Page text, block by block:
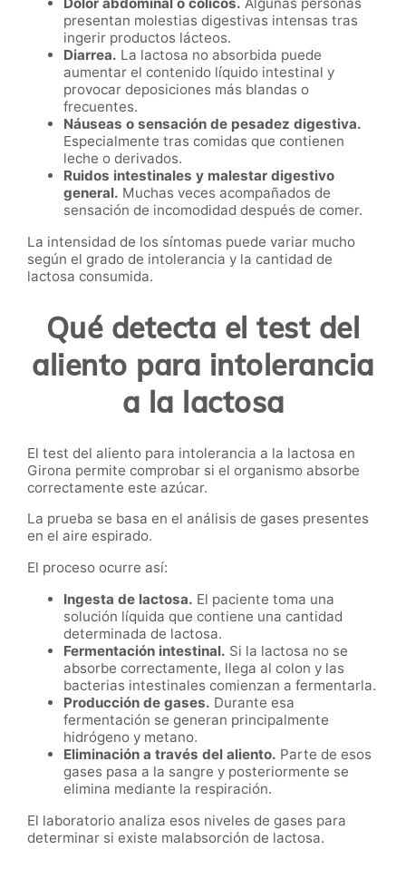
presentan molestias digestivas intensas tras
ingerir productos lácteos.
Diarrea. La lactosa no absorbida puede
aumentar el contenido líquido intestinal y
provocar deposiciones más blandas o
frecuentes.
Náuseas o sensación de pesadez digestiva.
Especialmente tras comidas que contienen
leche o derivados.
Ruidos intestinales y malestar digestivo
general. Muchas veces acompañados de
sensación de incomodidad después de comer.
La intensidad de los síntomas puede variar mucho
según el grado de intolerancia y la cantidad de
lactosa consumida.
Qué detecta el test del
aliento para intolerancia
a la lactosa
El test del aliento para intolerancia a la lactosa en
Girona permite comprobar si el organismo absorbe
correctamente este azúcar.
La prueba se basa en el análisis de gases presentes
en el aire espirado.
El proceso ocurre así:
Ingesta de lactosa. El paciente toma una
solución líquida que contiene una cantidad
determinada de lactosa.
Fermentación intestinal. Si la lactosa no se
absorbe correctamente, llega al colon y las
bacterias intestinales comienzan a fermentarla.
Producción de gases. Durante esa
fermentación se generan principalmente
hidrógeno y metano.
Eliminación a través del aliento. Parte de esos
gases pasa a la sangre y posteriormente se
elimina mediante la respiración.
El laboratorio analiza esos niveles de gases para
determinar si existe malabsorción de lactosa.